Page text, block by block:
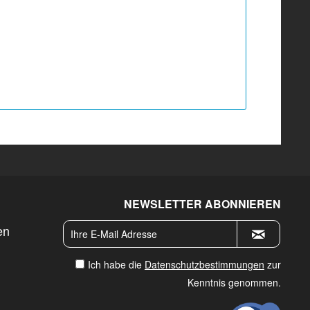
NEWSLETTER ABONNIEREN
Ich habe die Datenschutzbestimmungen zur
Kenntnis genommen.